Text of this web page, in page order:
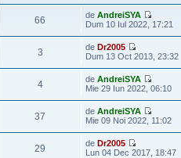
66 deAndreiSYA
Dum 10 Iul 2022, 17:21
3 deDr2005
Dum 13 Oct 2013, 23:32
4 deAndreiSYA
Mie 29 Iun 2022, 06:10
37 deAndreiSYA
Mie 09 Noi 2022, 11:02
29 deDr2005
Lun 04 Dec 2017, 18:47